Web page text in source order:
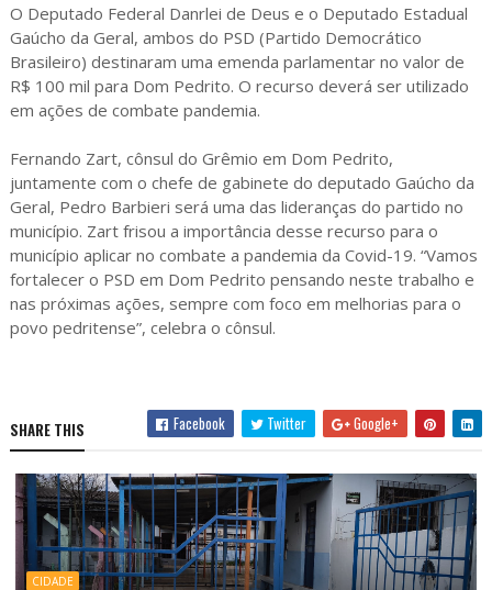
O Deputado Federal Danrlei de Deus e o Deputado Estadual
Gaúcho da Geral, ambos do PSD (Partido Democrático
Brasileiro) destinaram uma emenda parlamentar no valor de
R$ 100 mil para Dom Pedrito. O recurso deverá ser utilizado
em ações de combate pandemia.
Fernando Zart, cônsul do Grêmio em Dom Pedrito,
juntamente com o chefe de gabinete do deputado Gaúcho da
Geral, Pedro Barbieri será uma das lideranças do partido no
município. Zart frisou a importância desse recurso para o
município aplicar no combate a pandemia da Covid-19. “Vamos
fortalecer o PSD em Dom Pedrito pensando neste trabalho e
nas próximas ações, sempre com foco em melhorias para o
povo pedritense”, celebra o cônsul.
SHARE THIS Facebook Twitter Google+
CIDADE